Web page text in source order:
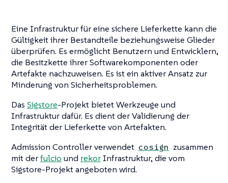
Eine Infrastruktur für eine sichere Lieferkette kann die
Gültigkeit ihrer Bestandteile beziehungsweise Glieder
überprüfen. Es ermöglicht Benutzern und Entwicklern,
die Besitzkette ihrer Softwarekomponenten oder
Artefakte nachzuweisen. Es ist ein aktiver Ansatz zur
Minderung von Sicherheitsproblemen.
Das Sigstore-Projekt bietet Werkzeuge und
Infrastruktur dafür. Es dient der Validierung der
Integrität der Lieferkette von Artefakten.
Admission Controller verwendet cosign zusammen
mit derfulcio und rekorInfrastruktur, die vom
Sigstore-Projekt angeboten wird.